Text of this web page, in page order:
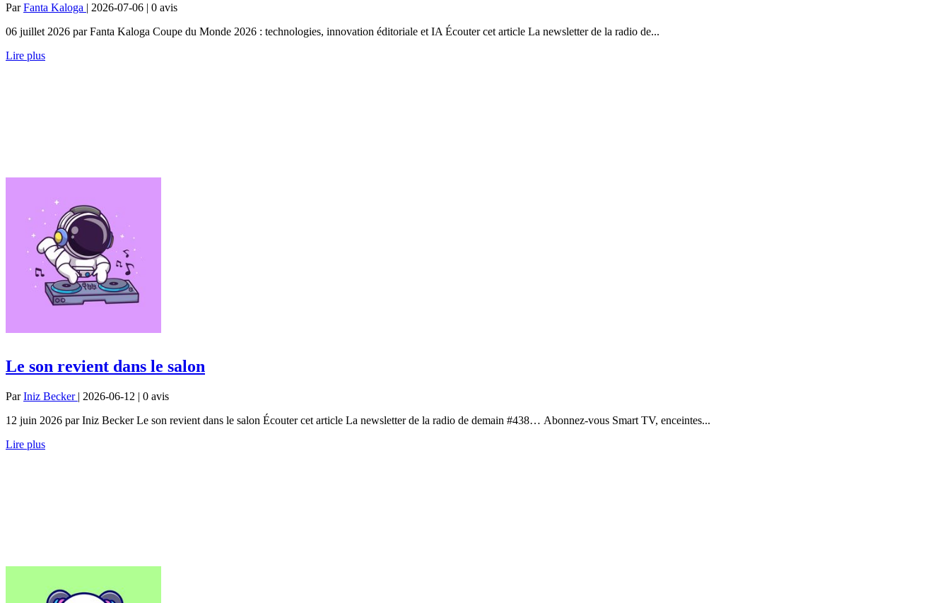
ParFanta Kaloga | 2026-07-06 | 0 avis
06 juillet 2026 par Fanta Kaloga Coupe du Monde 2026 : technologies, innovation éditoriale et IA Écouter cet article La newsletter de la radio de...
Lire plus
Le son revient dans le salon
ParIniz Becker | 2026-06-12 | 0 avis
12 juin 2026 par Iniz Becker Le son revient dans le salon Écouter cet article La newsletter de la radio de demain #438… Abonnez-vous Smart TV, enceintes...
Lire plus